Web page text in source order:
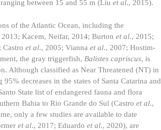
between 15 and 55 m (Liu et al., 2015).
of the Atlantic Ocean, including the
Kacem, Neifar, 2014; Burton et al., 2015;
Castro et al., 2005; Vianna et al., 2007; Hostim-
the gray triggerfish, Balistes capriscus, is
Although classified as Near Threatened (NT) in
decreases in the states of Santa Catarina and
State list of endangered fauna and flora
Bahia to Rio Grande do Sul (Castro et al.,
only a few studies are available to date
et al., 2017; Eduardo et al., 2020), are